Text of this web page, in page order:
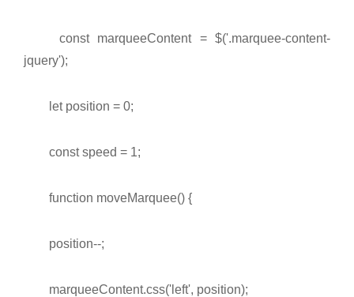
const marqueeContent = $('.marquee-content-
jquery');
let position = 0;
const speed = 1;
function moveMarquee() {
position--;
marqueeContent.css('left', position);